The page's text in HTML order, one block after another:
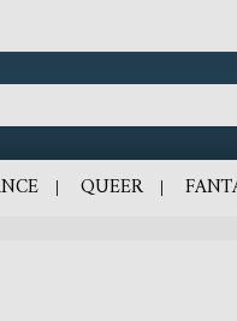
QUEER